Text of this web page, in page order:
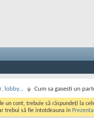
lobby... Cum sa gasesti un
un cont, trebuie să răspundeți la
trebui să fie intotdeauna in